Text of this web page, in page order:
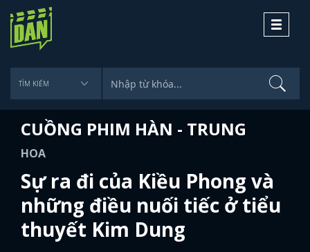
Toggle
CUỒNG PHIM HÀN - TRUNG
HOA
Sự ra đi của Kiều Phong và
những điều nuối tiếc ở tiểu
thuyết Kim Dung